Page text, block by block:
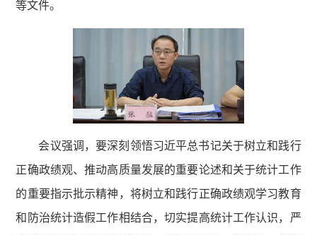
等文件。
会议强调，要深刻领悟习近平总书记关于树立和践行
正确政绩观、推动高质量发展的重要论述和关于统计工作
的重要指示批示精神，将树立和践行正确政绩观学习教育
和防治统计造假工作相结合，切实提高统计工作认识，严